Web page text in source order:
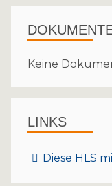
Keine
LINKS
Diese HLS